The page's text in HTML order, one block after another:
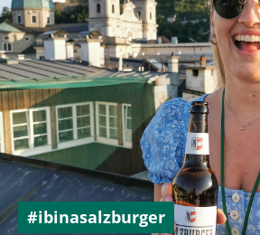
+43 662 872 246
prost@dieweisse.at
#ibinasalzburger